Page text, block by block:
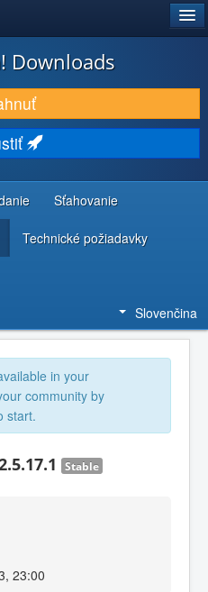
Downloads
Sťahovanie
Technické požiadavky
Slovenčina
in your
community by
start.
Stable
23:00